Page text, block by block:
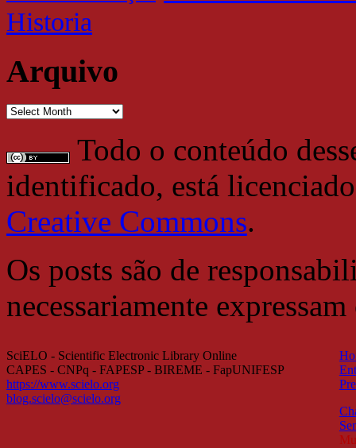
Historia
Arquivo
Arquivo
Todo o conteúdo
identificado, está
Creative Commons.
Os posts são de
necessariamente
SciELO - Scientific Electronic Library Online
CAPES - CNPq - FAPESP - BIREME - FapUNIFESP
https://www.scielo.org
blog.scielo@scielo.org